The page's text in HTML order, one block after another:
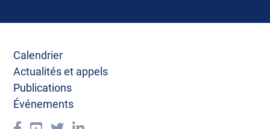
Calendrier
Actualités et appels
Publications
Événements